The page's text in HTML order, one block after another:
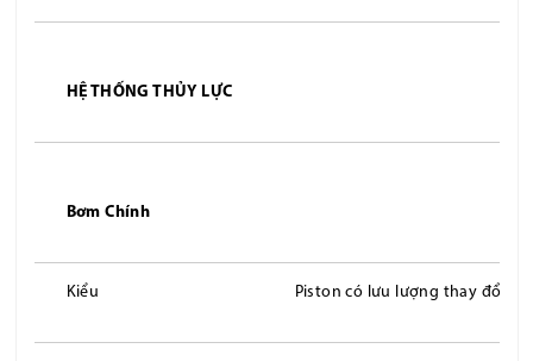
HỆ THỐNG THỦY LỰC
Bơm Chính
Kiểu Piston có lưu lượng thay đổi